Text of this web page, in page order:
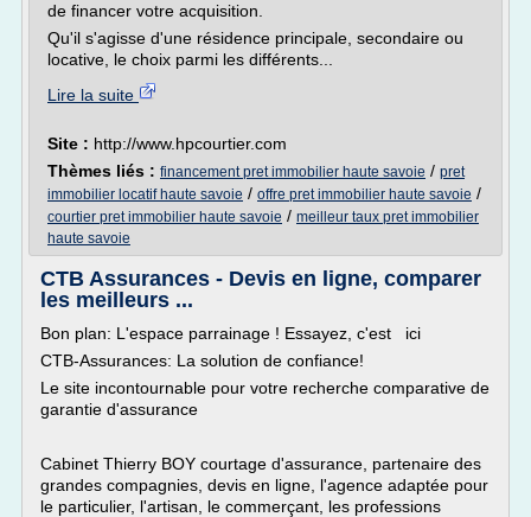
de financer votre acquisition.
Qu'il s'agisse d'une résidence principale, secondaire ou
locative, le choix parmi les différents...
Lire la suite
Site : http://www.hpcourtier.com
Thèmes liés : financement pret immobilier haute savoie / pret
immobilier locatif haute savoie / offre pret immobilier haute savoie /
courtier pret immobilier haute savoie / meilleur taux pret immobilier
haute savoie
CTB Assurances - Devis en ligne, comparer
les meilleurs ...
Bon plan: L'espace parrainage ! Essayez, c'est ici
CTB-Assurances: La solution de confiance!
Le site incontournable pour votre recherche comparative de
garantie d'assurance
Cabinet Thierry BOY courtage d'assurance, partenaire des
grandes compagnies, devis en ligne, l'agence adaptée pour
le particulier, l'artisan, le commerçant, les professions